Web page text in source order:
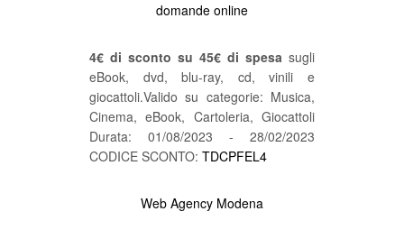
domande online
4€ di sconto su 45€ di spesa sugli
eBook, dvd, blu-ray, cd, vinili e
giocattoli.Valido su categorie: Musica,
Cinema, eBook, Cartoleria, Giocattoli
Durata: 01/08/2023 - 28/02/2023
CODICE SCONTO: TDCPFEL4
Web Agency Modena